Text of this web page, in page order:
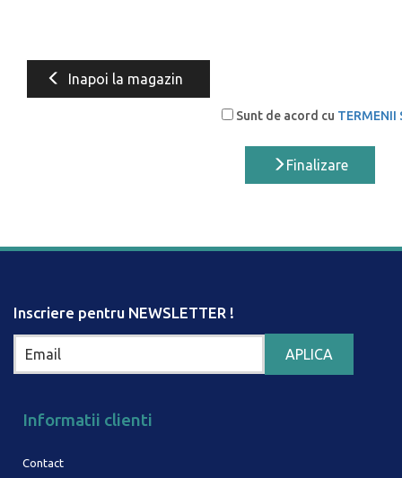
Inapoi la magazin
Sunt de acord cu TERMENII
Finalizare
Inscriere pentru NEWSLETTER !
Informatii clienti
Contact